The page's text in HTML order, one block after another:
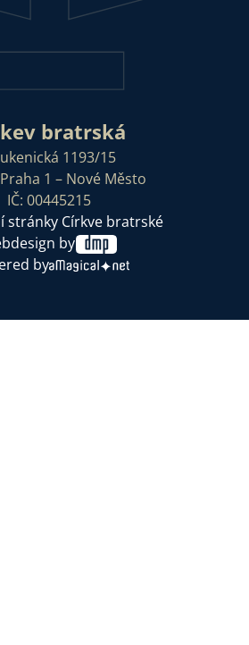
bratrská
1193/15
1 – Nové Město
IČ: 00445215
stránky Církve bratrské
by
by